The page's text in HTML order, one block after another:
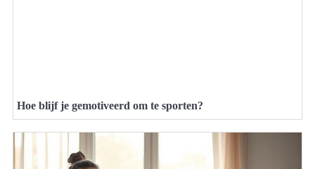
Hoe blijf je gemotiveerd om te sporten?